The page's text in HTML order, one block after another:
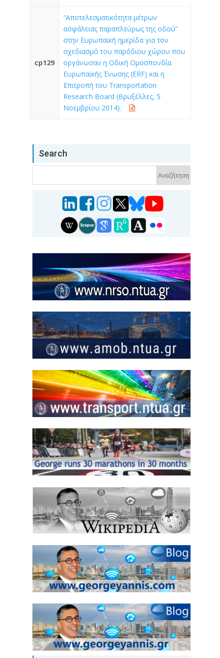
cp129
“Αποτελεσματικότητα μέτρων
ασφάλειας παραπλεύρως της οδού”
στην Ευρωπαϊκή ημερίδα για τον
σχεδιασμό του παρόδιου χώρου που
οργάνωσαν η Οδική Ομοσπονδία
Ευρωπαϊκής Ένωσης (ERF) και η
Επιτροπή του Transportation
Research Board (Βρυξέλλες, 5
Νοεμβρίου 2014).
Search